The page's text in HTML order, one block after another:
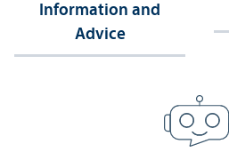
Information and
Advice